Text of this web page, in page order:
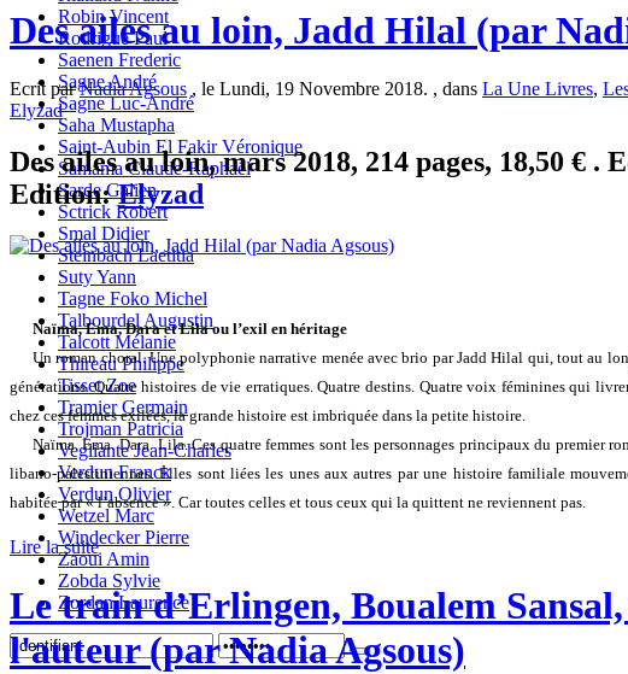
Robin Vincent
Rodrigue Paul
Saenen Frederic
Sagne André
Sagne Luc-André
Saha Mustapha
Saint-Aubin El Fakir Véronique
Samama Claude-Raphaël
Sarde Galien
Sctrick Robert
Smal Didier
Steinbach Laetitia
Suty Yann
Tagne Foko Michel
Talbourdel Augustin
Talcott Mélanie
Thireau Philippe
Tisset Zoe
Tramier Germain
Trojman Patricia
Vegliante Jean-Charles
Verdun Franck
Verdun Olivier
Wetzel Marc
Windecker Pierre
Zaoui Amin
Zobda Sylvie
Zordan Laurence
Des ailes au loin, Jadd Hilal (par
Ecrit parNadia Agsous , le Lundi, 19 Novembre 2018. , dans La Une Livres,
Elyzad
Des ailes au loin, mars 2018, 214 pages, 18,50 € .
Edition:Elyzad
Naïma, Ema, Dara et Lila ou l’exil en héritage
Un roman choral. Unepolyphonie narrative menée avec brio par Jadd Hilal qui, tout au
générations. Quatre histoires de vie erratiques. Quatre destins. Quatre voix féminines qui
chez ces femmes exilées, la grande histoire est imbriquée dans la petite histoire.
Naïma. Ema.Dara. Lila. Ces quatre femmes sont les personnages principaux du premier
libano-palestiniennes. Elles sont liées les unes aux autres par une histoire familiale
habitée par « l’absence ». Car toutes celles et tous ceux qui la quittent ne reviennent pas.
Lire la suite
Le train d’Erlingen, Boualem
l'auteur (par Nadia Agsous)